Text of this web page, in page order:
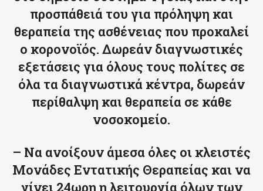
προσπάθειά του για πρόληψη και
θεραπεία της ασθένειας που προκαλεί
ο κορονοϊός. Δωρεάν διαγνωστικές
εξετάσεις για όλους τους πολίτες σε
όλα τα διαγνωστικά κέντρα, δωρεάν
περίθαλψη και θεραπεία σε κάθε
νοσοκομείο.
– Να ανοίξουν άμεσα όλες οι κλειστές
Μονάδες Εντατικής Θεραπείας και να
γίνει 24ωρη η λειτουργία όλων των